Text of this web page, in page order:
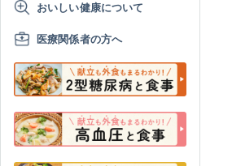
おいしい健康について
医療関係者の方へ